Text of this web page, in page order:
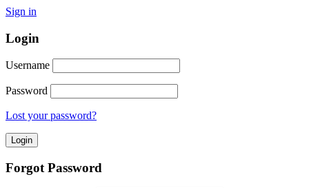
Sign in
Login
Username
Password
Lost your password?
Forgot Password